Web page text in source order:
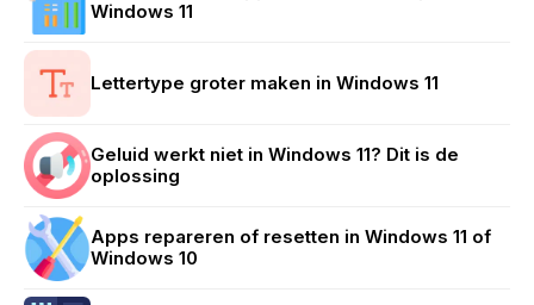
Windows 11
Lettertype groter maken in Windows 11
Geluid werkt niet in Windows 11? Dit is de
oplossing
Apps repareren of resetten in Windows 11 of
Windows 10